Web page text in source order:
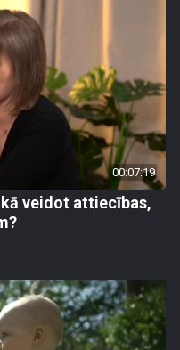
00:07:19
veidot attiecības,